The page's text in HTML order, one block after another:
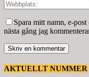
Spara mitt namn, e-
nästa gång jag
AKTUELLT NUMMER